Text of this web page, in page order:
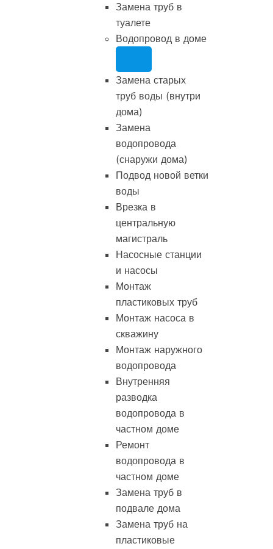
Замена труб в
туалете
Водопровод в доме
Замена старых
труб воды (внутри
дома)
Замена
водопровода
(снаружи дома)
Подвод новой ветки
воды
Врезка в
центральную
магистраль
Насосные станции
и насосы
Монтаж
пластиковых труб
Монтаж насоса в
скважину
Монтаж наружного
водопровода
Внутренняя
разводка
водопровода в
частном доме
Ремонт
водопровода в
частном доме
Замена труб в
подвале дома
Замена труб на
пластиковые